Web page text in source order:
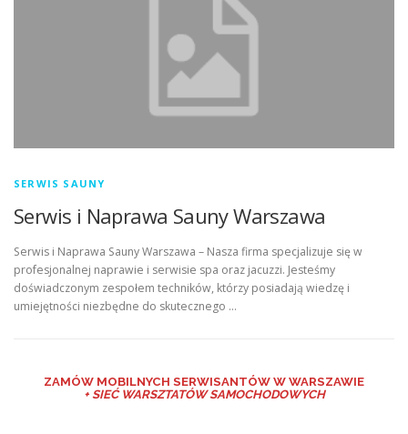
SERWIS SAUNY
Serwis i Naprawa Sauny Warszawa
Serwis i Naprawa Sauny Warszawa – Nasza firma specjalizuje się w
profesjonalnej naprawie i serwisie spa oraz jacuzzi. Jesteśmy
doświadczonym zespołem techników, którzy posiadają wiedzę i
umiejętności niezbędne do skutecznego …
ZAMÓW MOBILNYCH SERWISANTÓW W WARSZAWIE
+ SIEĆ WARSZTATÓW SAMOCHODOWYCH